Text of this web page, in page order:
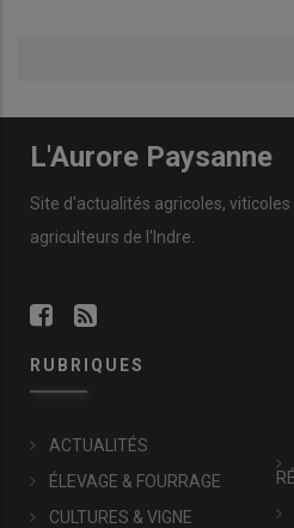
L'Aurore Paysanne
Site d'actualités agricoles,
agriculteurs de l'Indre.
RUBRIQUES
ACTUALITÉS
ÉLEVAGE & FOURRAGE
CULTURES & VIGNE